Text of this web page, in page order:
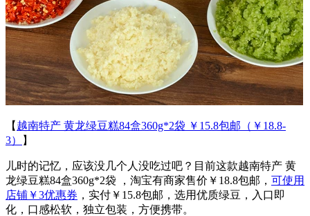
【 越南特产 黄龙绿豆糕84盒360g*2袋 ￥15.8包邮（￥18.8-
3）
】
儿时的记忆，应该没几个人没吃过吧？目前这款越南特产 黄
龙绿豆糕84盒360g*2袋 ，淘宝有商家售价￥18.8包邮， 可使用
店铺￥3优惠券 ，实付￥15.8包邮，选用优质绿豆，入口即
化，口感松软，独立包装，方便携带。